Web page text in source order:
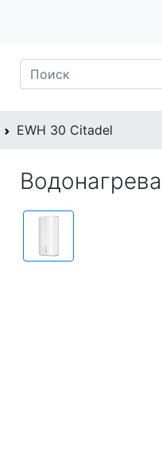
EWH 30 Citadel